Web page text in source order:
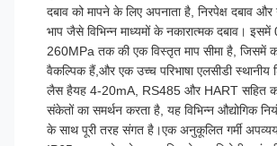
दबाव को मापने के लिए अपनाता है, निरपेक्ष दबाव
भाप जैसे विभिन्न माध्यमों के नकारात्मक दबाव।
260MPa तक की एक विस्तृत माप सीमा है, जिसमें
वैकल्पिक हैं,और एक उच्च परिभाषा एलसीडी स्थानीय
लैस हैयह 4-20mA, RS485 और HART सहित
संकेतों का समर्थन करता है, यह विभिन्न औद्योगिक
के साथ पूरी तरह संगत है।एक अनुकूलित गर्मी